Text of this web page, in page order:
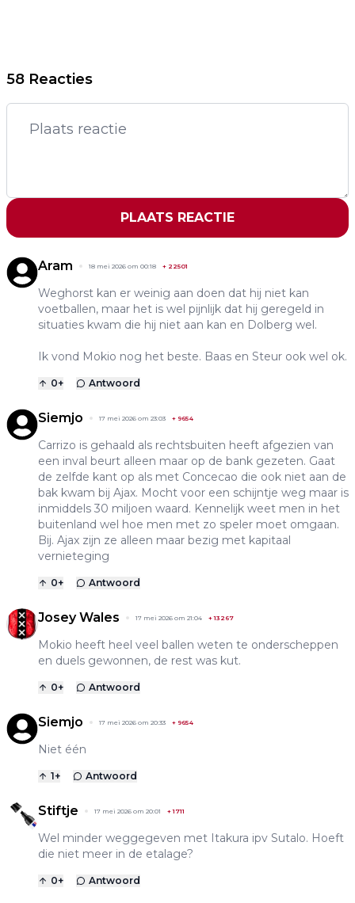
58 Reacties
PLAATS REACTIE
Aram 18 mei 2026 om 00:18 + 22501
Weghorst kan er weinig aan doen dat hij niet kan
voetballen, maar het is wel pijnlijk dat hij geregeld in
situaties kwam die hij niet aan kan en Dolberg wel.
Ik vond Mokio nog het beste. Baas en Steur ook wel ok.
0+ Antwoord
Siemjo 17 mei 2026 om 23:03 + 9654
Carrizo is gehaald als rechtsbuiten heeft afgezien van
een inval beurt alleen maar op de bank gezeten. Gaat
de zelfde kant op als met Concecao die ook niet aan de
bak kwam bij Ajax. Mocht voor een schijntje weg maar is
inmiddels 30 miljoen waard. Kennelijk weet men in het
buitenland wel hoe men met zo speler moet omgaan.
Bij. Ajax zijn ze alleen maar bezig met kapitaal
vernieteging
0+ Antwoord
Josey Wales 17 mei 2026 om 21:04 +13267
Mokio heeft heel veel ballen weten te onderscheppen
en duels gewonnen, de rest was kut.
0+ Antwoord
Siemjo 17 mei 2026 om 20:33 + 9654
Niet één
1+ Antwoord
Stiftje 17 mei 2026 om 20:01 +1711
Wel minder weggegeven met Itakura ipv Sutalo. Hoeft
die niet meer in de etalage?
0+ Antwoord